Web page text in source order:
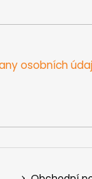
osobních